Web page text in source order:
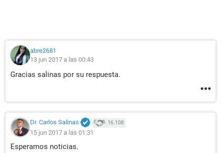
abre2681
13 jun 2017 a las 00:43
Gracias salinas por su respuesta.
Dr. Carlos Salinas 16.108
15 jun 2017 a las 01:31
Esperamos noticias.